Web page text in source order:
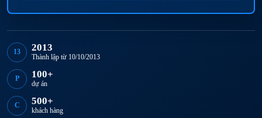
13 2013
Thành lập từ 10/10/2013
P 100+
dự án
C 500+
khách hàng